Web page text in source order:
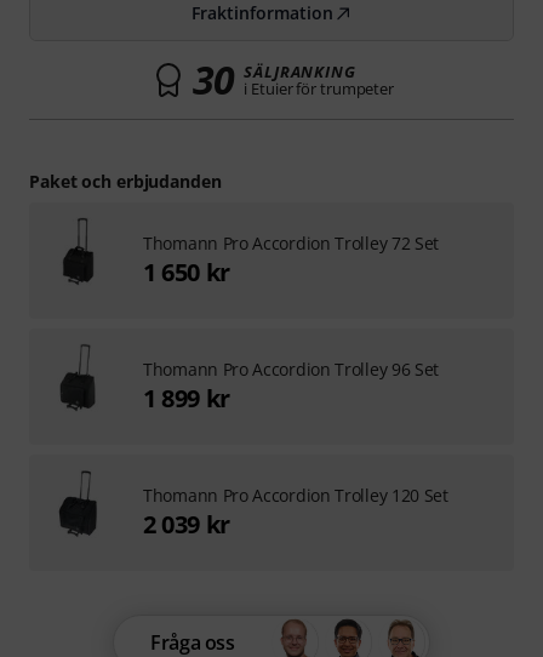
Fraktinformation
30 SÄLJRANKING
i Etuier för trumpeter
Fråga oss
Paket och erbjudanden
Thomann Pro Accordion Trolley 72 Set
1 650 kr
Thomann Pro Accordion Trolley 96 Set
1 899 kr
Thomann Pro Accordion Trolley 120 Set
2 039 kr